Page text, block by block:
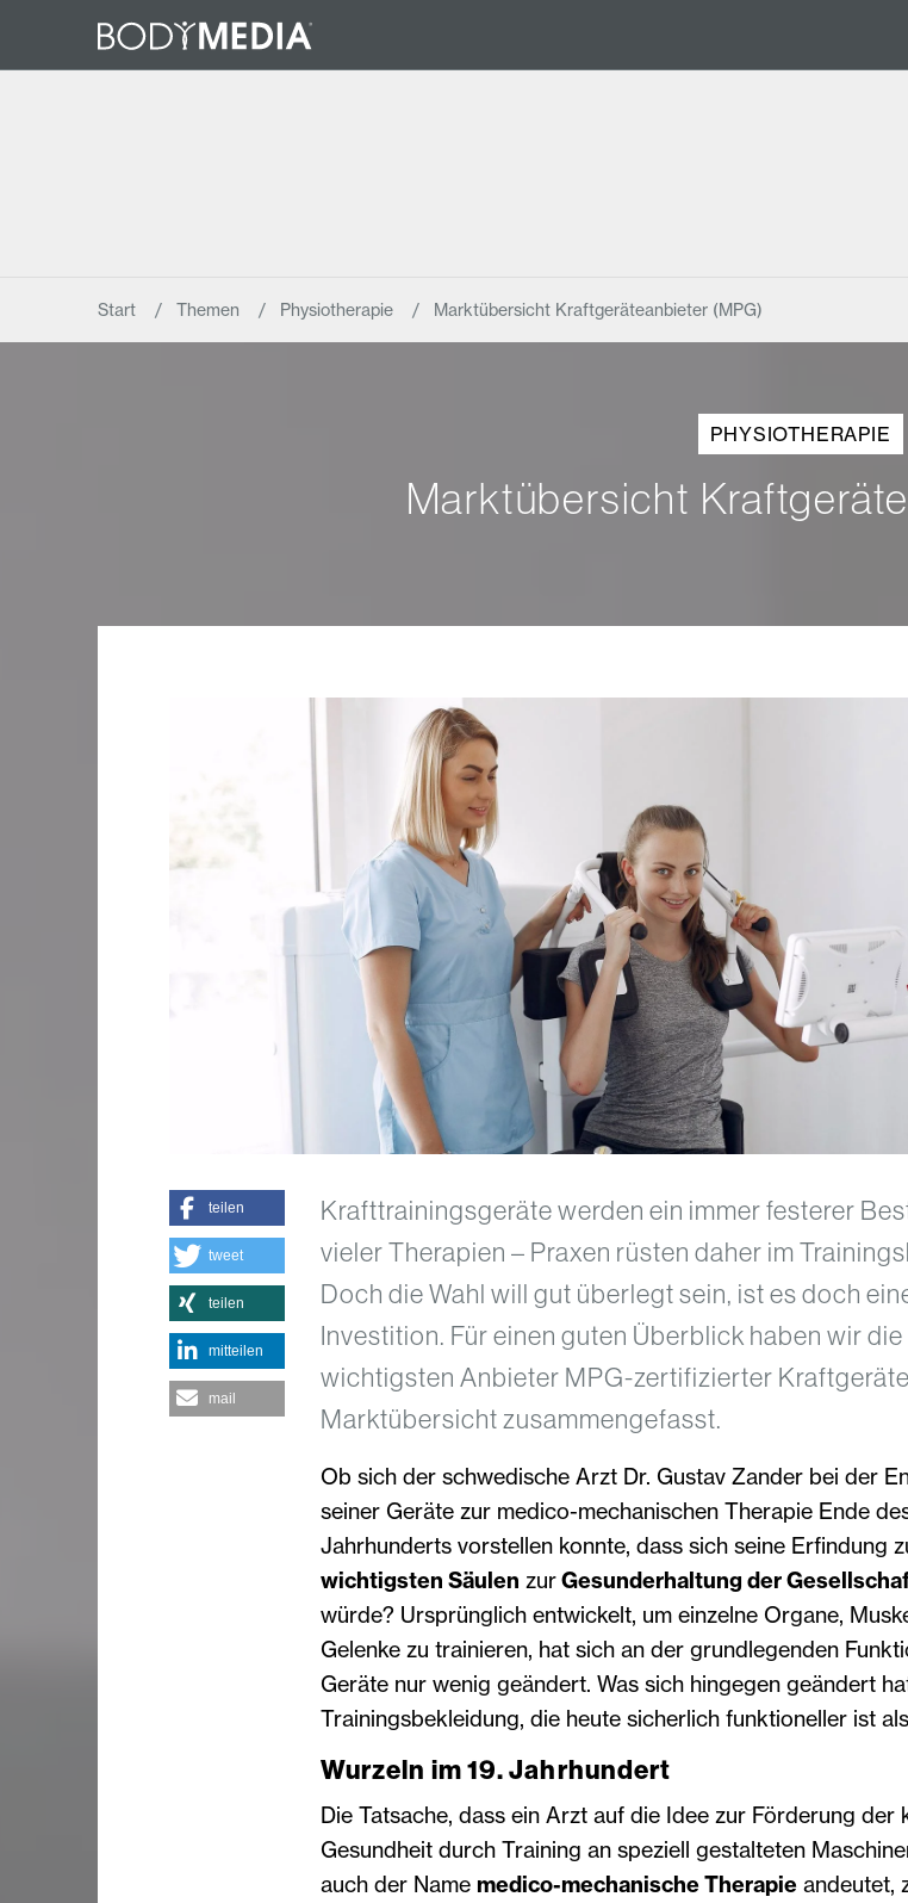
Start Themen Physiotherapie Marktübersicht Kraftgeräteanbieter (MPG)
PHYSIOTHERAPIE
Marktübersicht
Krafttrainingsgeräte werden ein immer festerer
vieler Therapien – Praxen rüsten daher im
Doch die Wahl will gut überlegt sein, ist es doch
Investition. Für einen guten Überblick haben wir die
wichtigsten Anbieter MPG-zertifizierter
Marktübersicht zusammengefasst.
Ob sich der schwedische Arzt Dr. Gustav Zander bei der
seiner Geräte zur medico-mechanischen Therapie Ende
Jahrhunderts vorstellen konnte, dass sich seine Erfindung
wichtigsten Säulen zurGesunderhaltung der
würde? Ursprünglich entwickelt, um einzelne Organe,
Gelenke zu trainieren, hat sich an der grundlegenden
Geräte nur wenig geändert. Was sich hingegen geändert
Trainingsbekleidung, die heute sicherlich funktioneller ist
Wurzeln im 19. Jahrhundert
Die Tatsache, dass ein Arzt auf die Idee zur Förderung der
Gesundheit durch Training an speziell gestalteten
auch der Name medico-mechanische Therapieandeutet,
teilen
tweet
teilen
mitteilen
mail